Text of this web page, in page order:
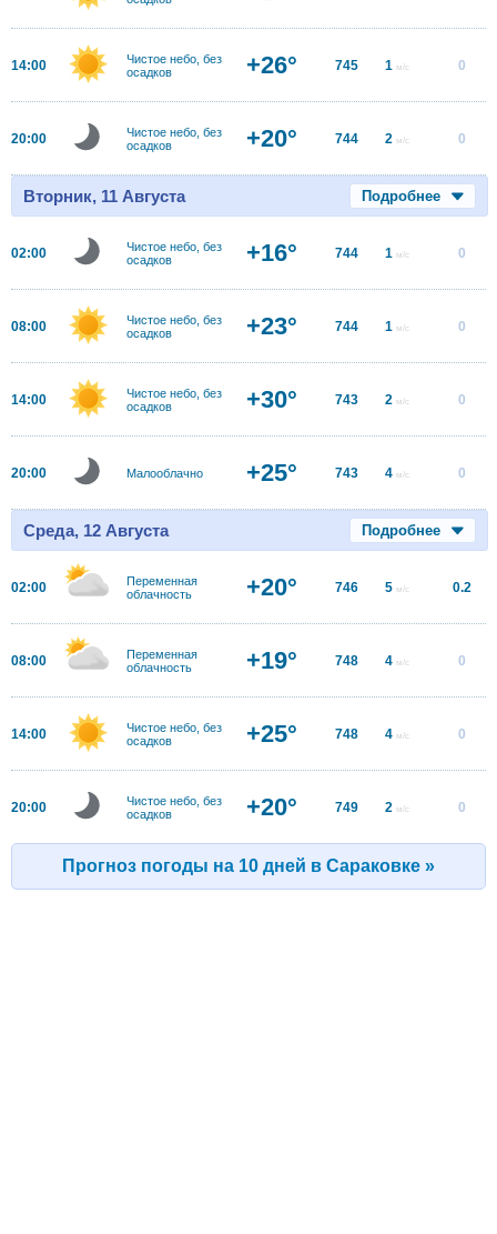
14:00
Чистое небо, без
осадков
+26° 745 1 м/с 0
20:00
Чистое небо, без
осадков
+20° 744 2 м/с 0
Вторник, 11 Августа Подробнее
02:00
Чистое небо, без
осадков
+16° 744 1 м/с 0
08:00
Чистое небо, без
осадков
+23° 744 1 м/с 0
14:00
Чистое небо, без
осадков
+30° 743 2 м/с 0
20:00 Малооблачно +25° 743 4 м/с 0
Среда, 12 Августа Подробнее
02:00
Переменная
облачность
+20° 746 5 м/с 0.2
08:00
Переменная
облачность
+19° 748 4 м/с 0
14:00
Чистое небо, без
осадков
+25° 748 4 м/с 0
20:00
Чистое небо, без
осадков
+20° 749 2 м/с 0
Прогноз погоды на 10 дней в Сараковке »